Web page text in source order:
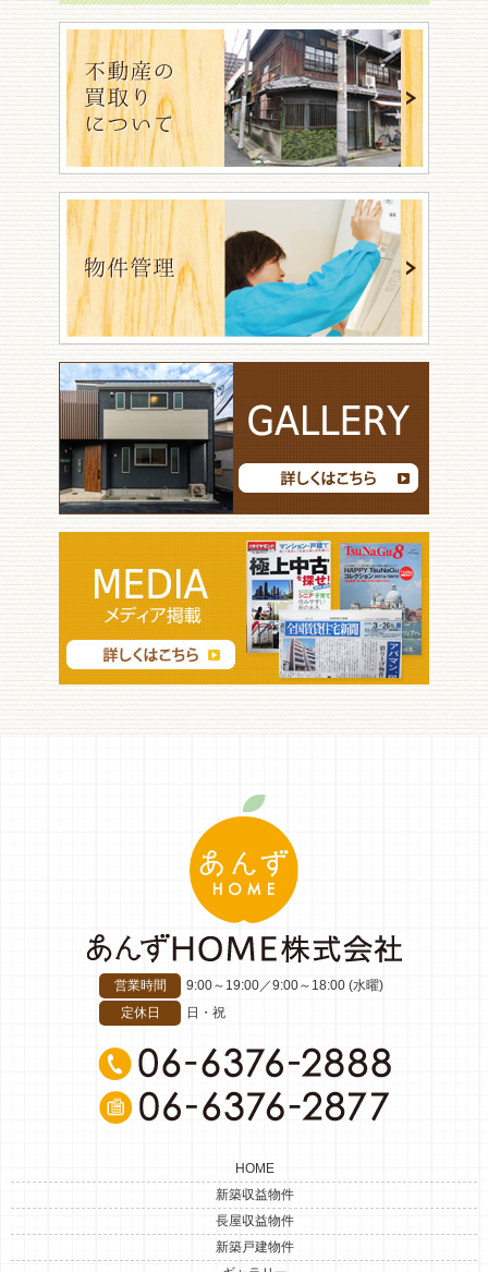
営業時間 9:00～19:00／9:00～18:00 (水曜)
定休日
日・祝
HOME
新築収益物件
長屋収益物件
新築戸建物件